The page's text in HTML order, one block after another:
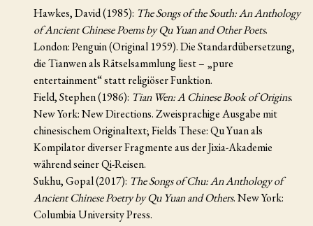
Hawkes, David (1985): The Songs of the South: An Anthology
of Ancient Chinese Poems by Qu Yuan and Other Poets.
London: Penguin (Original 1959). Die Standardübersetzung,
die Tianwen als Rätselsammlung liest – „pure
entertainment“ statt religiöser Funktion.
Field, Stephen (1986): Tian Wen: A Chinese Book of Origins.
New York: New Directions. Zweisprachige Ausgabe mit
chinesischem Originaltext; Fields These: Qu Yuan als
Kompilator diverser Fragmente aus der Jixia-Akademie
während seiner Qi-Reisen.
Sukhu, Gopal (2017): The Songs of Chu: An Anthology of
Ancient Chinese Poetry by Qu Yuan and Others. New York:
Columbia University Press.